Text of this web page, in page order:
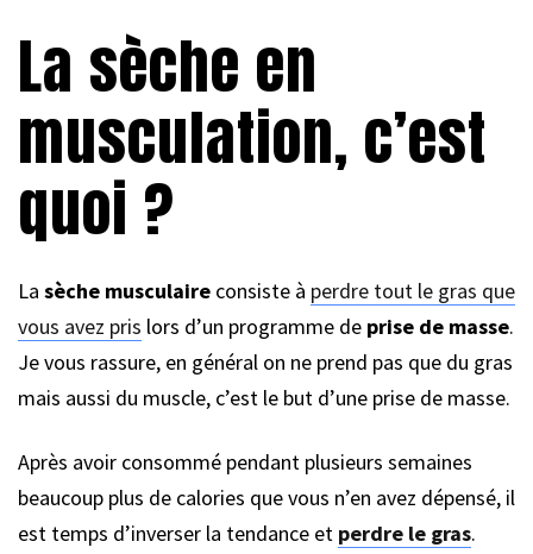
La sèche en
musculation, c’est
quoi ?
La sèche musculaire consiste à perdre tout le gras que
vous avez pris lors d’un programme de prise de masse.
Je vous rassure, en général on ne prend pas que du gras
mais aussi du muscle, c’est le but d’une prise de masse.
Après avoir consommé pendant plusieurs semaines
beaucoup plus de calories que vous n’en avez dépensé, il
est temps d’inverser la tendance et perdre le gras.